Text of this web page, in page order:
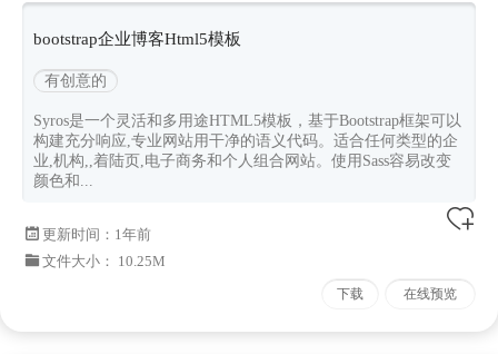
bootstrap企业博客Html5模板
有创意的
Syros是一个灵活和多用途HTML5模板，基于Bootstrap框架可以
构建充分响应,专业网站用干净的语义代码。适合任何类型的企
业,机构,,着陆页,电子商务和个人组合网站。使用Sass容易改变
颜色和...
更新时间： 1年前
文件大小： 10.25M
下载 在线预览